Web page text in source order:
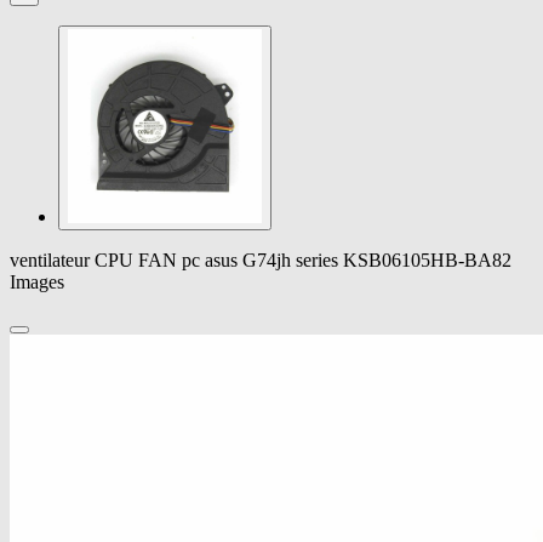
ventilateur CPU FAN pc asus G74jh series KSB06105HB-BA82
Images